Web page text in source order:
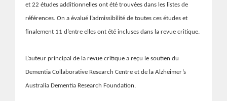
et 22 études additionnelles ont été trouvées dans les listes de
références. On a évalué l’admissibilité de toutes ces études et
finalement 11 d’entre elles ont été incluses dans la revue critique.
L’auteur principal de la revue critique a reçu le soutien du
Dementia Collaborative Research Centre et de la Alzheimer’s
Australia Dementia Research Foundation.